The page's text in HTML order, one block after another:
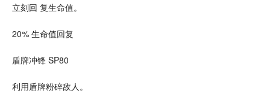
立刻回 复生命值。
20% 生命值回复
盾牌冲锋 SP80
利用盾牌粉碎敌人。